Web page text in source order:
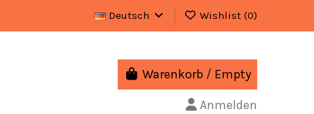
Deutsch Wishlist (0)
Warenkorb / Empty
Anmelden